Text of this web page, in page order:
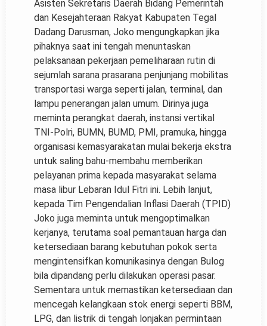
Asisten Sekretaris Daerah Bidang Pemerintah
dan Kesejahteraan Rakyat Kabupaten Tegal
Dadang Darusman, Joko mengungkapkan jika
pihaknya saat ini tengah menuntaskan
pelaksanaan pekerjaan pemeliharaan rutin di
sejumlah sarana prasarana penjunjang mobilitas
transportasi warga seperti jalan, terminal, dan
lampu penerangan jalan umum. Dirinya juga
meminta perangkat daerah, instansi vertikal
TNI-Polri, BUMN, BUMD, PMI, pramuka, hingga
organisasi kemasyarakatan mulai bekerja ekstra
untuk saling bahu-membahu memberikan
pelayanan prima kepada masyarakat selama
masa libur Lebaran Idul Fitri ini. Lebih lanjut,
kepada Tim Pengendalian Inflasi Daerah (TPID)
Joko juga meminta untuk mengoptimalkan
kerjanya, terutama soal pemantauan harga dan
ketersediaan barang kebutuhan pokok serta
mengintensifkan komunikasinya dengan Bulog
bila dipandang perlu dilakukan operasi pasar.
Sementara untuk memastikan ketersediaan dan
mencegah kelangkaan stok energi seperti BBM,
LPG, dan listrik di tengah lonjakan permintaan